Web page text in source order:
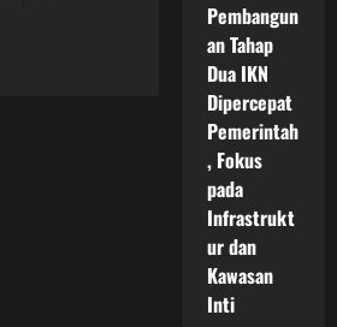
Pembangun
an Tahap
Dua IKN
Dipercepat
Pemerintah
, Fokus
pada
Infrastrukt
ur dan
Kawasan
Inti